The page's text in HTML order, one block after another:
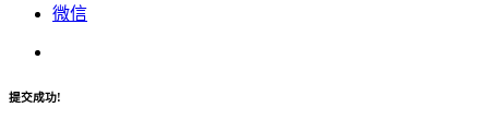
微信
提交成功!